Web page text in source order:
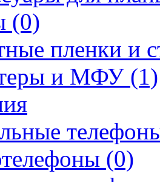
(0)
пленки и
и МФУ (1)
(0)